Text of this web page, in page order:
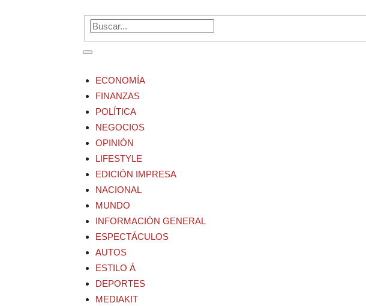
ECONOMÍA
FINANZAS
POLÍTICA
NEGOCIOS
OPINIÓN
LIFESTYLE
EDICIÓN IMPRESA
NACIONAL
MUNDO
INFORMACIÓN GENERAL
ESPECTÁCULOS
AUTOS
ESTILO Á
DEPORTES
MEDIAKIT